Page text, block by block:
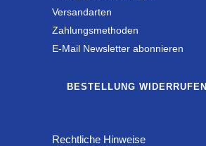
Versandarten
Zahlungsmethoden
E-Mail Newsletter abonnieren
BESTELLUNG WIDERRUFEN
Rechtliche Hinweise